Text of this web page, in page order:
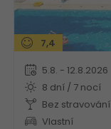
7,4
5.8. - 12.8.2026
8 dní / 7 nocí
Bez stravování
Vlastní